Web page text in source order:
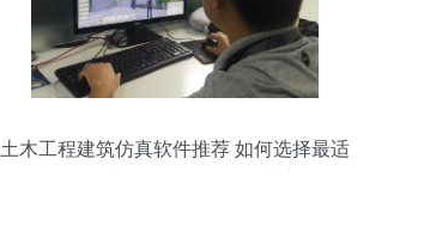
土木工程建筑仿真软件推荐 如何选择最适